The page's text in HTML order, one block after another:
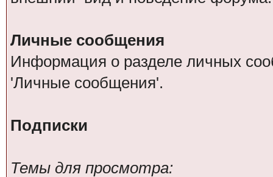
Личные сообщения
Информация о разделе личных
'Личные сообщения'.
Подписки
Темы для просмотра: